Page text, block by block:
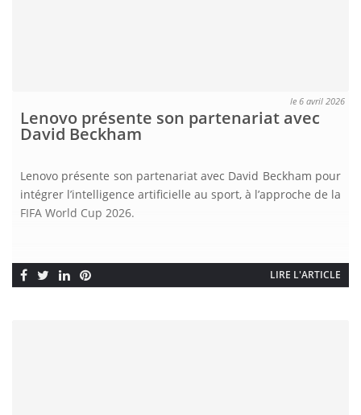
le 6 avril 2026
Lenovo présente son partenariat avec
David Beckham
Lenovo présente son partenariat avec David Beckham pour
intégrer l’intelligence artificielle au sport, à l’approche de la
FIFA World Cup 2026.
LIRE L'ARTICLE